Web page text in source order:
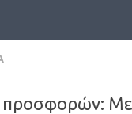
προσφορών: